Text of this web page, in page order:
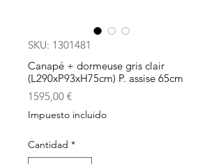
SKU: 1301481
Canapé + dormeuse gris clair
(L290xP93xH75cm) P. assise 65cm
1595,00 €Precio
Impuesto incluido
Cantidad *